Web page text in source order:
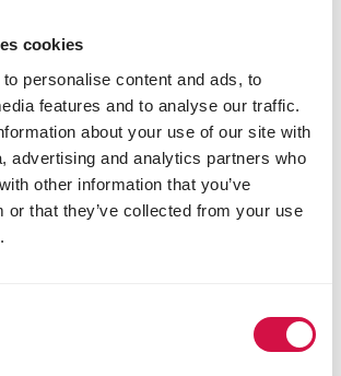
cookies
personalise content and ads, to
features and to analyse our traffic.
about your use of our site with
advertising and analytics partners who
other information that you’ve
or that they’ve collected from your use
los productos adecuados
PARA SU animal